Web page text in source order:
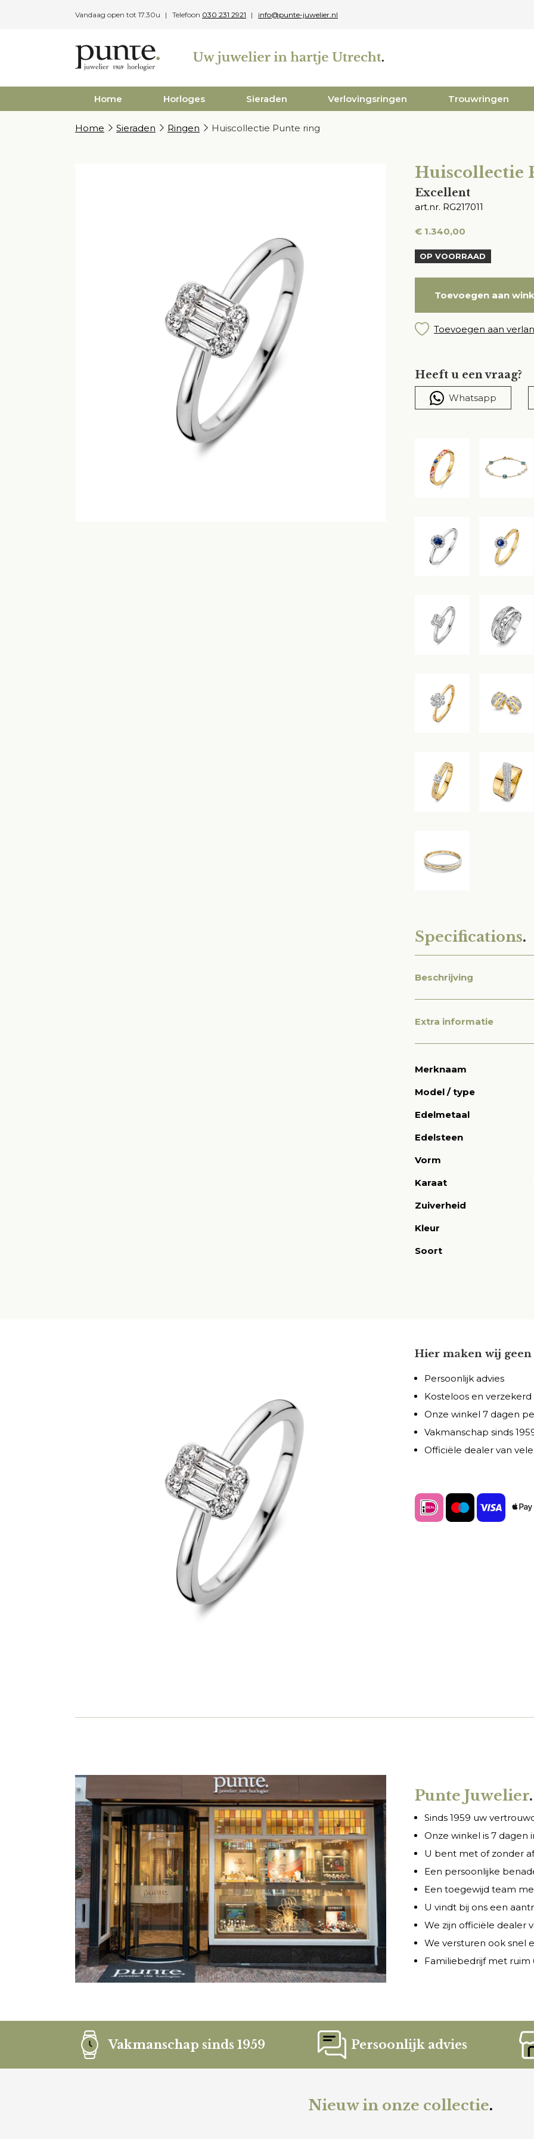
Vandaag open tot 17.30u Telefoon 030 231 2921 info@punte-juwelier.nl
Home Horloges Sieraden Verlovingsringen Trouwringen
Home Sieraden Ringen Huiscollectie Punte ring
Huiscollectie
Excellent
art.nr. RG217011
€ 1.340,00
OP VOORRAAD
Toevoegen aan
Toevoegen aan
Heeft u een vraag?
Whatsapp
Specifications.
Beschrijving
Extra informatie
Merknaam
Model / type
Edelmetaal
Edelsteen
Vorm
Karaat
Zuiverheid
Kleur
Soort
Hier maken wij geen
Persoonlijk advies
Kosteloos en
Onze winkel 7 dagen
Vakmanschap sinds
Officiële dealer van
Punte Juwelier.
Sinds 1959 uw
Onze winkel is 7
U bent met of zonder
Een persoonlijke
Een toegewijd team
U vindt bij ons een
We zijn officiële dealer
We versturen ook snel
Familiebedrijf met ruim
Vakmanschap sinds 1959 Persoonlijk advies
Nieuw in onze collectie.